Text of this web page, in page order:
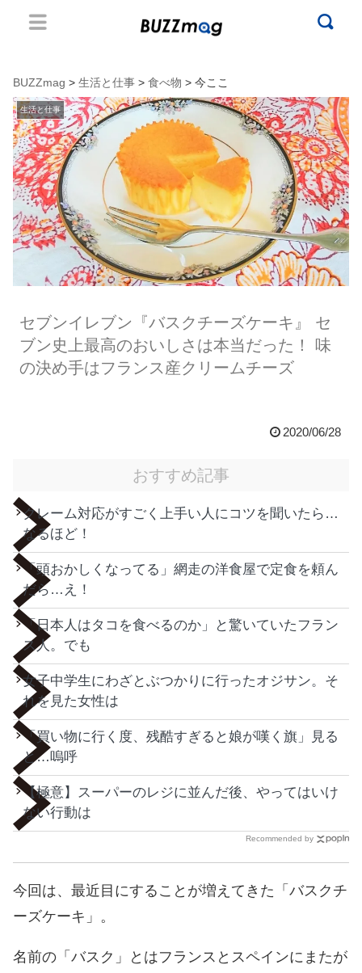
BUZZmag > 生活と仕事 > 食べ物 > 今ここ
生活と仕事
セブンイレブン『バスクチーズケーキ』 セ
ブン史上最高のおいしさは本当だった！ 味
の決め手はフランス産クリームチーズ
2020/06/28
おすすめ記事
クレーム対応がすごく上手い人にコツを聞いたら…
なるほど！
「頭おかしくなってる」網走の洋食屋で定食を頼ん
だら…え！
「日本人はタコを食べるのか」と驚いていたフラン
ス人。でも
女子中学生にわざとぶつかりに行ったオジサン。そ
れを見た女性は
「買い物に行く度、残酷すぎると娘が嘆く旗」見る
と…嗚呼
【極意】スーパーのレジに並んだ後、やってはいけ
ない行動は
Recommended by
今回は、最近目にすることが増えてきた「バスクチ
ーズケーキ」。
名前の「バスク」とはフランスとスペインにまたが